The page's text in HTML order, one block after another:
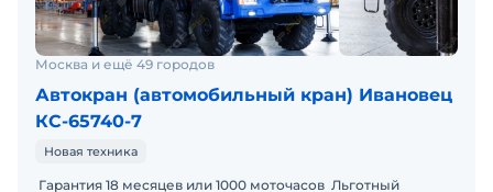
Москва и ещё 49 городов
Автокран (автомобильный кран) Ивановец
КС-65740-7
Новая техника
Гарантия 18 месяцев или 1000 моточасов Льготный